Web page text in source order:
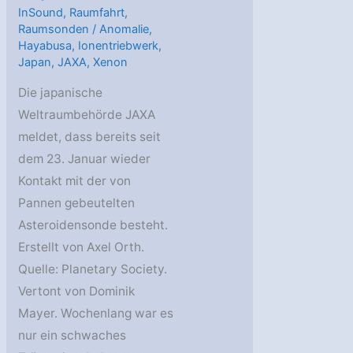
InSound, Raumfahrt,
Raumsonden /Anomalie,
Hayabusa, Ionentriebwerk,
Japan,JAXA,Xenon
Die japanische
Weltraumbehörde JAXA
meldet, dass bereits seit
dem 23. Januar wieder
Kontakt mit der von
Pannen gebeutelten
Asteroidensonde besteht.
Erstellt von Axel Orth.
Quelle: Planetary Society.
Vertont von Dominik
Mayer. Wochenlang war es
nur ein schwaches